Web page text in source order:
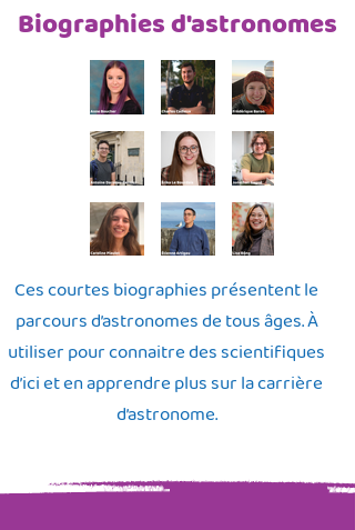
Biographies d'astronomes
Ces courtes biographies présentent le
parcours d’astronomes de tous âges. À
utiliser pour connaitre des scientifiques
d’ici et en apprendre plus sur la carrière
d’astronome.